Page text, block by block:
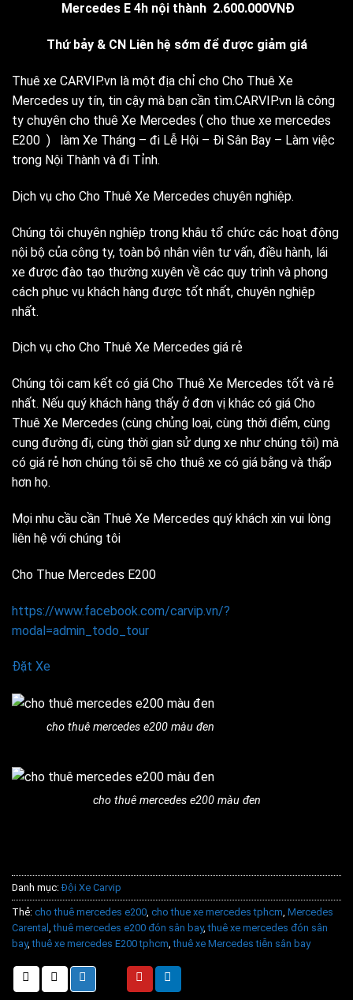
Mercedes E 4h nội thành 2.600.000VNĐ
Thứ bảy & CN Liên hệ sớm để được giảm giá
Thuê xe CARVIP.vn là một địa chỉ cho Cho Thuê Xe
Mercedes uy tín, tin cậy mà bạn cần tìm.CARVIP.vn là công
ty chuyên cho thuê Xe Mercedes ( cho thue xe mercedes
E200 ) làm Xe Tháng – đi Lễ Hội – Đi Sân Bay – Làm việc
trong Nội Thành và đi Tỉnh.
Dịch vụ cho Cho Thuê Xe Mercedes chuyên nghiệp.
Chúng tôi chuyên nghiệp trong khâu tổ chức các hoạt động
nội bộ của công ty, toàn bộ nhân viên tư vấn, điều hành, lái
xe được đào tạo thường xuyên về các quy trình và phong
cách phục vụ khách hàng được tốt nhất, chuyên nghiệp
nhất.
Dịch vụ cho Cho Thuê Xe Mercedes giá rẻ
Chúng tôi cam kết có giá Cho Thuê Xe Mercedes tốt và rẻ
nhất. Nếu quý khách hàng thấy ở đơn vị khác có giá Cho
Thuê Xe Mercedes (cùng chủng loại, cùng thời điểm, cùng
cung đường đi, cùng thời gian sử dụng xe như chúng tôi) mà
có giá rẻ hơn chúng tôi sẽ cho thuê xe có giá bằng và thấp
hơn họ.
Mọi nhu cầu cần Thuê Xe Mercedes quý khách xin vui lòng
liên hệ với chúng tôi
Cho Thue Mercedes E200
https://www.facebook.com/carvip.vn/?
modal=admin_todo_tour
Đặt Xe
cho thuê mercedes e200 màu đen
cho thuê mercedes e200 màu đen
Danh mục:Đội Xe Carvip
Thẻ: cho thuê mercedes e200, cho thue xe mercedes tphcm, Mercedes
Carental ,thuê mercedes e200 đón sân bay,thuê xe mercedes đón sân
bay,thuê xe mercedes E200 tphcm,thuê xe Mercedes tiễn sân bay